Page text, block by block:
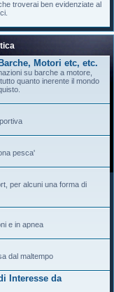
troverai ben evidenziate al
Motori etc, etc.
su barche a motore,
quanto inerente il mondo
pesca'
per alcuni una forma di
e in apnea
dal maltempo
Interesse da